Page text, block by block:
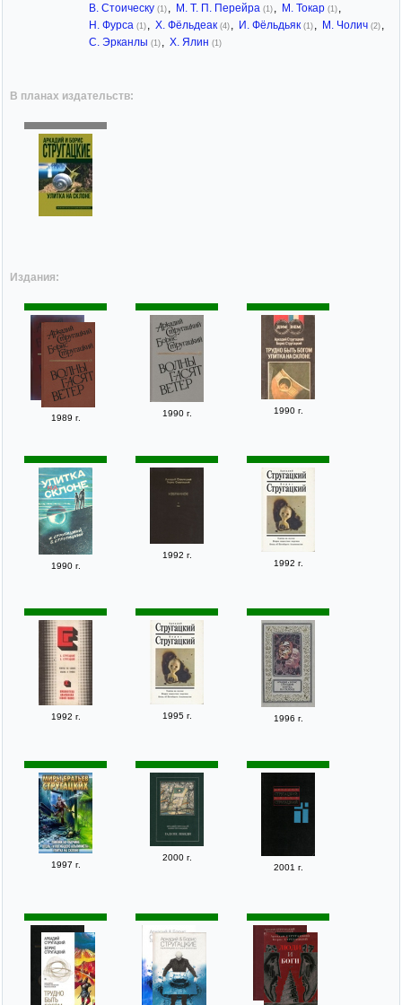
В. Стоическу (1) , М. Т. П. Перейра (1) , М. Токар (1) ,
Н. Фурса (1) , Х. Фёльдеак (4) , И. Фёльдьяк (1) , М. Чолич (2) ,
С. Эрканлы (1) , Х. Ялин (1)
В планах издательств:
Издания:
1989 г. 1990 г. 1990 г.
1990 г.
1992 г.
1992 г.
1992 г. 1995 г. 1996 г.
1997 г.
2000 г.
2001 г.